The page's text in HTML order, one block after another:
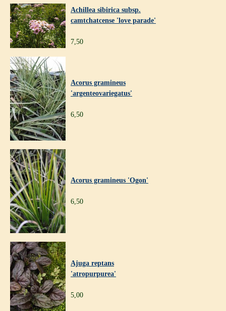
Achillea sibirica subsp.
camtchatcense 'love parade'
7,50
Acorus gramineus
'argenteovariegatus'
6,50
Acorus gramineus 'Ogon'
6,50
Ajuga reptans
'atropurpurea'
5,00